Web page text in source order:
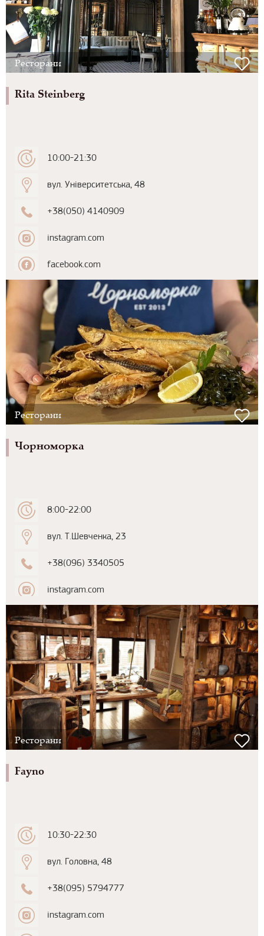
Ресторани
Rita Steinberg
10:00-21:30
вул. Університетська, 48
+38(050) 4140909
instagram.com
facebook.com
Ресторани
Чорноморка
8:00-22:00
вул. Т.Шевченка, 23
+38(096) 3340505
instagram.com
Ресторани
Fayno
10:30-22:30
вул. Головна, 48
+38(095) 5794777
instagram.com